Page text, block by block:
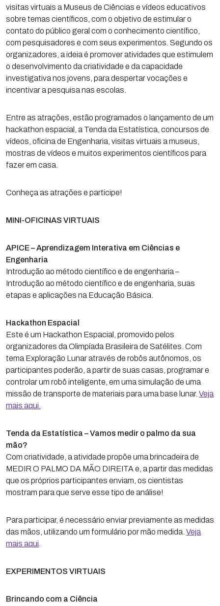
visitas virtuais a Museus de Ciências e vídeos educativos
sobre temas científicos, com o objetivo de estimular o
contato do público geral com o conhecimento científico,
com pesquisadores e com seus experimentos. Segundo os
organizadores, a ideia é promover atividades que estimulem
o desenvolvimento da criatividade e da capacidade
investigativa nos jovens, para despertar vocações e
incentivar a pesquisa nas escolas.
Entre as atrações, estão programados o lançamento de um
hackathon espacial, a Tenda da Estatística, concursos de
vídeos, oficina de Engenharia, visitas virtuais a museus,
mostras de vídeos e muitos experimentos científicos para
fazer em casa.
Conheça as atrações e participe!
MINI-OFICINAS VIRTUAIS
APICE – Aprendizagem Interativa em Ciências e
Engenharia
Introdução ao método científico e de engenharia –
Introdução ao método científico e de engenharia, suas
etapas e aplicações na Educação Básica.
Hackathon Espacial
Este é um Hackathon Espacial, promovido pelos
organizadores da Olimpíada Brasileira de Satélites. Com
tema Exploração Lunar através de robôs autônomos, os
participantes poderão, a partir de suas casas, programar e
controlar um robô inteligente, em uma simulação de uma
missão de transporte de materiais para uma base lunar. Veja
mais aqui.
Tenda da Estatística – Vamos medir o palmo da sua
mão?
Com criatividade, a atividade propõe uma brincadeira de
MEDIR O PALMO DA MÃO DIREITA e, a partir das medidas
que os próprios participantes enviam, os cientistas
mostram para que serve esse tipo de análise!
Para participar, é necessário enviar previamente as medidas
das mãos, utilizando um formulário por mão medida. Veja
mais aqui
EXPERIMENTOS VIRTUAIS
Brincando com a Ciência